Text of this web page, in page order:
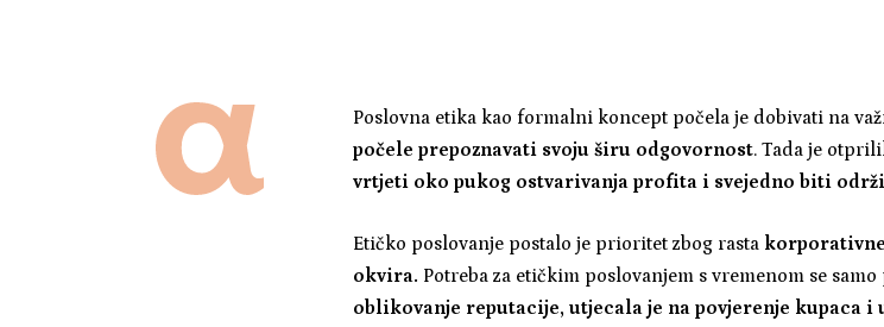
Poslovna etika kao formalni koncept počela je dobivati na
počele prepoznavati svoju širu odgovornost. Tada je
vrtjeti oko pukog ostvarivanja profita i svejedno biti
Etičko poslovanje postalo je prioritet zbog rasta
okvira. Potreba za etičkim poslovanjem s vremenom se samo
oblikovanje reputacije, utjecala je na povjerenje kupaca i